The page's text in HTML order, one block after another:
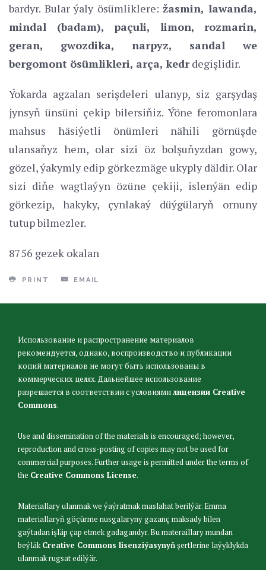
bardyr. Bular ýaly ösümliklere:žasmin, lawanda,
mindal (badam), paçuli, limon, rozmarin,
geran, gwozdika, narpyz, sandal we
bergomont ösümlikleri, arça, kedrdegişlidir.
Ýokarda agzalan serişdeleri ulanyp, siz garşydaş
jynsyň ünsüni çekip bilersiňiz. Ýöne feromonlara
mahsus häsiýetli önümleri nähili görnüşde
ulansaňyz hem, olar sizi öz bolşuňyzdan gowy,
gözel, ýakymly edip görkezmäge ukyply däldir. Olar
sizi diňe wagtlaýyn özüne çekiji, islenýän edip
görkezip, hakyky, çynlakaý düýgülaryň ornuny
tutup bilmezler.
8756 gezek okalan
PRINT EMAIL
Использование и распространение материалов
рекомендуется, однако, воспроизводство и публикации
копий материалов не могут быть использованы в
коммерческих целях. Дальнейшее использование
разрешается в соответствии с условиямилицензии Creative
Commons.
Use and dissemination of the materials is encouraged; however,
reproduction and cross-posting of copies may not be used for
commercial purposes. Further usage is permitted under the terms of
the Creative Commons License.
Materiallary ulanmak we ýaýratmak maslahat berilýär. Emma
materiallaryň göçürme nusgalaryny gazanç maksady bilen
gaýtadan işläp çap etmek gadagandyr. Bu materaillary mundan
beýläkCreative Commons lisenziýasynyňşertlerine laýyklykda
ulanmak rugsat edilýär.